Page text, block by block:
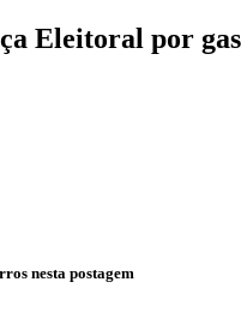
Eleitoral por
nesta postagem